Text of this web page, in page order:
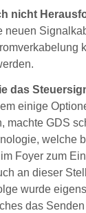
nicht
neuen
das
einige
machte GDS
welche
Foyer zum
an dieser
wurde
das